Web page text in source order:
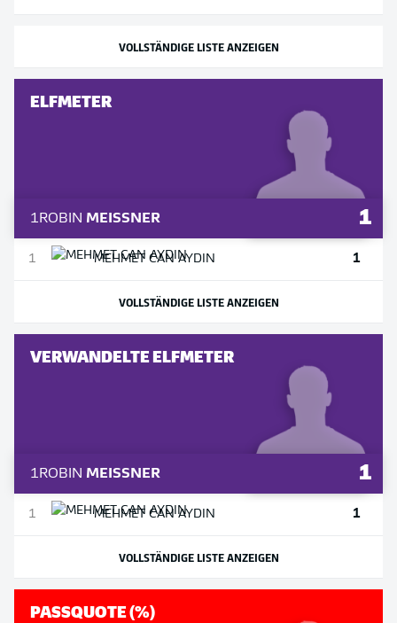
VOLLSTÄNDIGE LISTE ANZEIGEN
ELFMETER
1ROBIN MEISSNER 1
1 MEHMET CAN AYDIN 1
VOLLSTÄNDIGE LISTE ANZEIGEN
VERWANDELTE ELFMETER
1ROBIN MEISSNER 1
1 MEHMET CAN AYDIN 1
VOLLSTÄNDIGE LISTE ANZEIGEN
PASSQUOTE (%)